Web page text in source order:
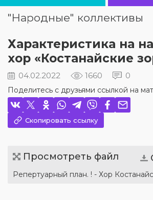
"Народные" коллективы
Характеристика на
хор «Костанайские
04.02.2022 1660 0
Поделитесь с друзьями ссылкой на
Скопировать ссылку
Просмотреть файл